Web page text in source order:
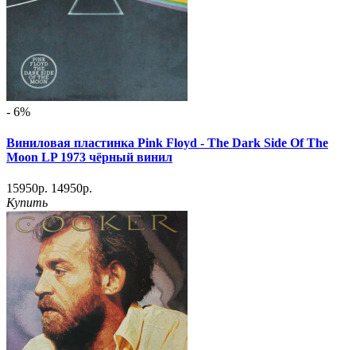
- 6%
Виниловая пластинка Pink Floyd - The Dark Side Of The
Moon LP 1973 чёрный винил
15950р. 14950р.
Купить
Подпишитесь на рассылку магазина Maximum
Vinyl и получите
промокод на скидку 5%
Email*